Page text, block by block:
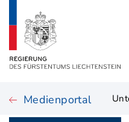
Medienportal